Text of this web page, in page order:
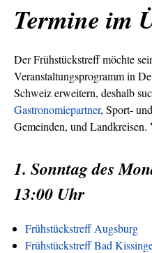
Termine im
Der Frühstückstreff möchte
Veranstaltungsprogramm in
Schweiz erweitern, deshalb
Gastronomiepartner, Sport-
Gemeinden, und
1. Sonntag des
13:00 Uhr
Frühstückstreff Augsburg
Frühstückstreff Bad